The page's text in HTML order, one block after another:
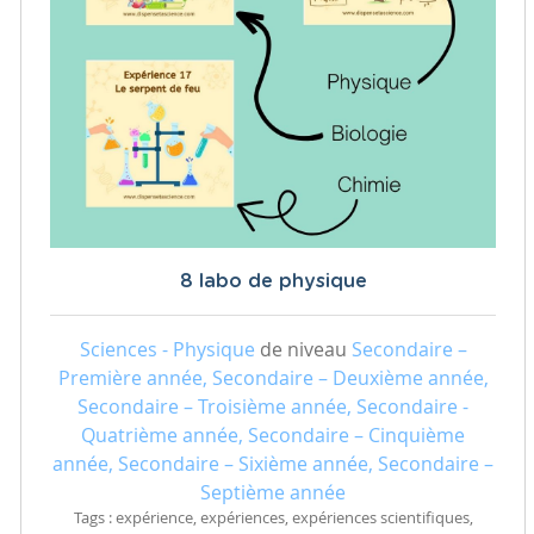
8 labo de physique
Sciences - Physique de niveau Secondaire –
Première année, Secondaire – Deuxième année,
Secondaire – Troisième année, Secondaire -
Quatrième année, Secondaire – Cinquième
année, Secondaire – Sixième année, Secondaire –
Septième année
Tags : expérience, expériences, expériences scientifiques,